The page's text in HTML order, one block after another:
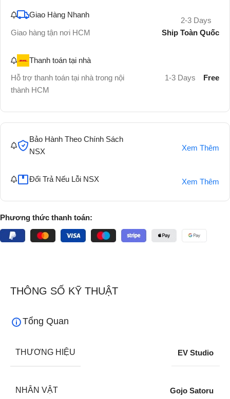
Giao Hàng Nhanh
Giao hàng tận nơi HCM
2-3 Days
Ship Toàn Quốc
Thanh toán tại nhà
Hỗ trợ thanh toán tại nhà trong nội
thành HCM
1-3 Days Free
Bảo Hành Theo Chính Sách
NSX
Xem Thêm
Đổi Trả Nếu Lỗi NSX Xem Thêm
Phương thức thanh toán:
THÔNG SỐ KỸ THUẬT
Tổng Quan
THƯƠNG HIỆU EV Studio
NHÂN VẬT Gojo Satoru